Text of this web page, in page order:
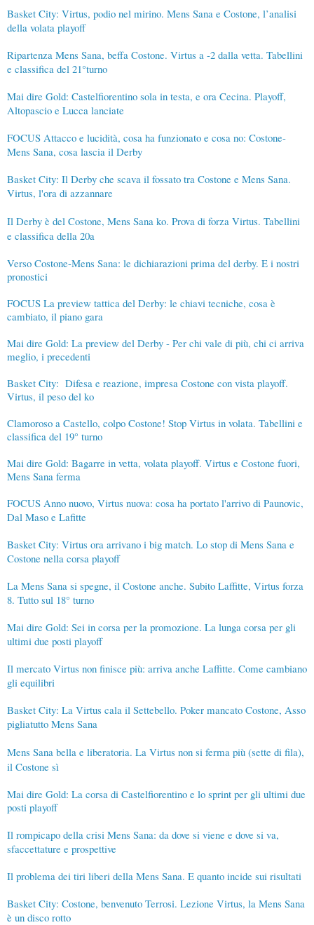
Basket City: Virtus, podio nel mirino. Mens Sana e Costone, l’analisi
della volata playoff
Ripartenza Mens Sana, beffa Costone. Virtus a -2 dalla vetta. Tabellini
e classifica del 21°turno
Mai dire Gold: Castelfiorentino sola in testa, e ora Cecina. Playoff,
Altopascio e Lucca lanciate
FOCUS Attacco e lucidità, cosa ha funzionato e cosa no: Costone-
Mens Sana, cosa lascia il Derby
Basket City: Il Derby che scava il fossato tra Costone e Mens Sana.
Virtus, l'ora di azzannare
Il Derby è del Costone, Mens Sana ko. Prova di forza Virtus. Tabellini
e classifica della 20a
Verso Costone-Mens Sana: le dichiarazioni prima del derby. E i nostri
pronostici
FOCUS La preview tattica del Derby: le chiavi tecniche, cosa è
cambiato, il piano gara
Mai dire Gold: La preview del Derby - Per chi vale di più, chi ci arriva
meglio, i precedenti
Basket City: Difesa e reazione, impresa Costone con vista playoff.
Virtus, il peso del ko
Clamoroso a Castello, colpo Costone! Stop Virtus in volata. Tabellini e
classifica del 19° turno
Mai dire Gold: Bagarre in vetta, volata playoff. Virtus e Costone fuori,
Mens Sana ferma
FOCUS Anno nuovo, Virtus nuova: cosa ha portato l'arrivo di Paunovic,
Dal Maso e Lafitte
Basket City: Virtus ora arrivano i big match. Lo stop di Mens Sana e
Costone nella corsa playoff
La Mens Sana si spegne, il Costone anche. Subito Laffitte, Virtus forza
8. Tutto sul 18° turno
Mai dire Gold: Sei in corsa per la promozione. La lunga corsa per gli
ultimi due posti playoff
Il mercato Virtus non finisce più: arriva anche Laffitte. Come cambiano
gli equilibri
Basket City: La Virtus cala il Settebello. Poker mancato Costone, Asso
pigliatutto Mens Sana
Mens Sana bella e liberatoria. La Virtus non si ferma più (sette di fila),
il Costone sì
Mai dire Gold: La corsa di Castelfiorentino e lo sprint per gli ultimi due
posti playoff
Il rompicapo della crisi Mens Sana: da dove si viene e dove si va,
sfaccettature e prospettive
Il problema dei tiri liberi della Mens Sana. E quanto incide sui risultati
Basket City: Costone, benvenuto Terrosi. Lezione Virtus, la Mens Sana
è un disco rotto